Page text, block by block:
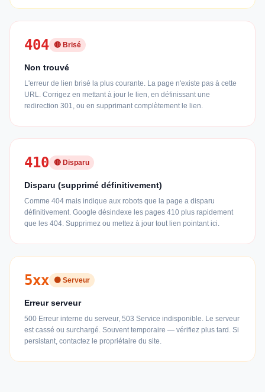
404 🔴 Brisé
Non trouvé
L'erreur de lien brisé la plus courante. La page n'existe pas à cette
URL. Corrigez en mettant à jour le lien, en définissant une
redirection 301, ou en supprimant complètement le lien.
410 🔴 Disparu
Disparu (supprimé définitivement)
Comme 404 mais indique aux robots que la page a disparu
définitivement. Google désindexe les pages 410 plus rapidement
que les 404. Supprimez ou mettez à jour tout lien pointant ici.
5xx 🟠 Serveur
Erreur serveur
500 Erreur interne du serveur, 503 Service indisponible. Le serveur
est cassé ou surchargé. Souvent temporaire — vérifiez plus tard. Si
persistant, contactez le propriétaire du site.